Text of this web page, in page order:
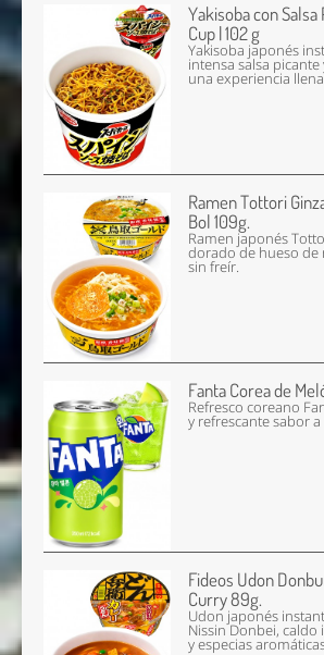
Yakisoba con
Cup | 102 g
Yakisoba japonés
intensa salsa picante
una experiencia
Ramen Tottori
Bol 109g.
Ramen japonés
dorado de hueso de
sin freír.
Fanta Corea de
Refresco coreano
y refrescante sabor
Fideos Udon
Curry 89g.
Udon japonés
Nissin Donbei,
y especias